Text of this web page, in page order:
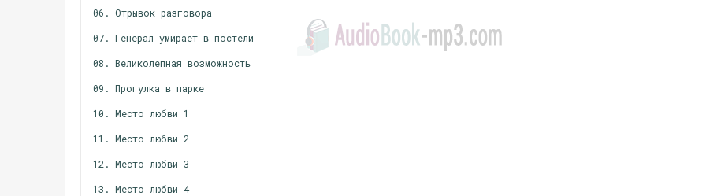
06. Отрывок разговора
07. Генерал умирает в постели
08. Великолепная возможность
09. Прогулка в парке
10. Место любви 1
11. Место любви 2
12. Место любви 3
13. Место любви 4